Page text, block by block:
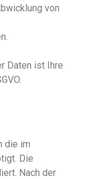
von
Daten ist Ihre
die im
Die
Nach der